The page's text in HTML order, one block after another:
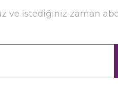
ve istediğiniz zaman